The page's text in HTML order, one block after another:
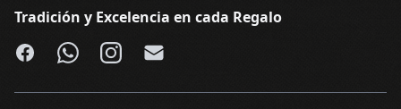
Tradición y Excelencia en cada Regalo
Facebook
WhatsApp
Instagram
Email